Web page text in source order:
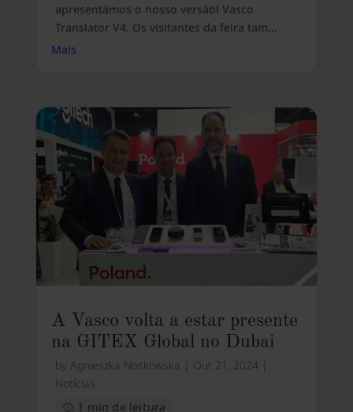
apresentámos o nosso versátil Vasco
Translator V4. Os visitantes da feira tam...
Mais
A Vasco volta a estar presente
na GITEX Global no Dubai
by Agnieszka Noskowska Out 21, 2024
Notícias
1 min de leitura